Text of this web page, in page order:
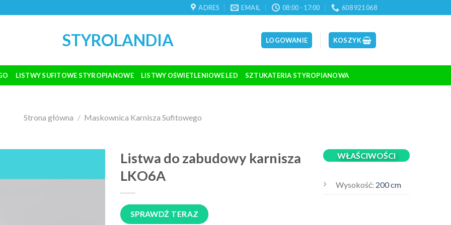
ADRES EMAIL 08:00 - 17:00 608 921 068
STYROLANDIA LOGOWANIE KOSZYK
LISTWY SUFITOWE STYROPIANOWE LISTWY OŚWIETLENIOWE LED SZTUKATERIA STYROPIANOWA
Strona główna / Maskownica Karnisza Sufitowego
Listwa do zabudowy karnisza
LKO6A
SPRAWDŹ TERAZ
WŁAŚCIWOŚCI
Wysokość: 200 cm